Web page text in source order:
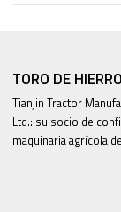
TORO DE HIERRO
Tianjin Tractor
Ltd.: su socio de
maquinaria agrícola